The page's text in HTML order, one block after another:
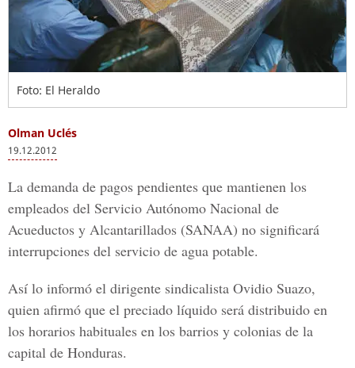
Foto: El Heraldo
Olman Uclés
19.12.2012
La demanda de pagos pendientes que mantienen los
empleados del Servicio Autónomo Nacional de
Acueductos y Alcantarillados (SANAA) no significará
interrupciones del servicio de agua potable.
Así lo informó el dirigente sindicalista Ovidio Suazo,
quien afirmó que el preciado líquido será distribuido en
los horarios habituales en los barrios y colonias de la
capital de Honduras.